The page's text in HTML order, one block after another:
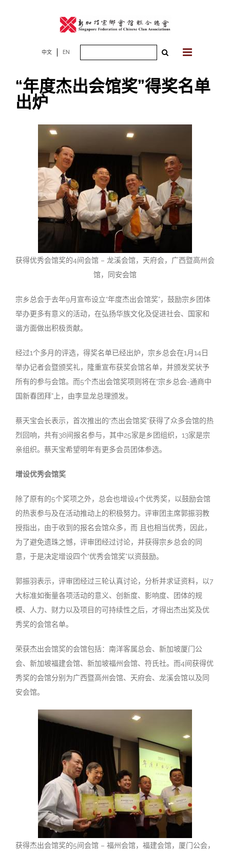
中文 EN
“年度杰出会馆奖”得奖名单
出炉
获得优秀会馆奖的4间会馆 – 龙溪会馆，天府会，广西暨高州会
馆，同安会馆
宗乡总会于去年9月宣布设立“年度杰出会馆奖”，鼓励宗乡团体
举办更多有意义的活动，在弘扬华族文化及促进社会、国家和
谐方面做出积极贡献。
经过1个多月的评选，得奖名单已经出炉，宗乡总会在1月14日
举办记者会暨颁奖礼，隆重宣布获奖会馆名单，并颁发奖状予
所有的参与会馆。而5个杰出会馆奖项则将在“宗乡总会-通商中
国新春团拜”上，由李显龙总理颁发。
蔡天宝会长表示，首次推出的“杰出会馆奖”获得了众多会馆的热
烈回响，共有38间报名参与，其中25家是乡团组织，13家是宗
亲组织。蔡天宝希望明年有更多会员团体参选。
增设优秀会馆奖
除了原有的5个奖项之外，总会也增设4个优秀奖，以鼓励会馆
的热衷参与及在活动推动上的积极努力。评审团主席郭振羽教
授指出，由于收到的报名会馆众多，而 且也相当优秀，因此，
为了避免遗珠之憾，评审团经过讨论，并获得宗乡总会的同
意，于是决定增设四个“优秀会馆奖”以资鼓励。
郭振羽表示，评审团经过三轮认真讨论，分析并求证资料，以7
大标准如衡量各项活动的意义、创新度、影响度、团体的规
模、人力、财力以及项目的可持续性之后，才得出杰出奖及优
秀奖的会馆名单。
荣获杰出会馆奖的会馆包括：南洋客属总会、新加坡厦门公
会、新加坡福建会馆、新加坡福州会馆、符氏社。而4间获得优
秀奖的会馆分别为广西暨高州会馆、天府会、龙溪会馆以及同
安会馆。
获得杰出会馆奖的5间会馆 – 福州会馆，福建会馆，厦门公会，